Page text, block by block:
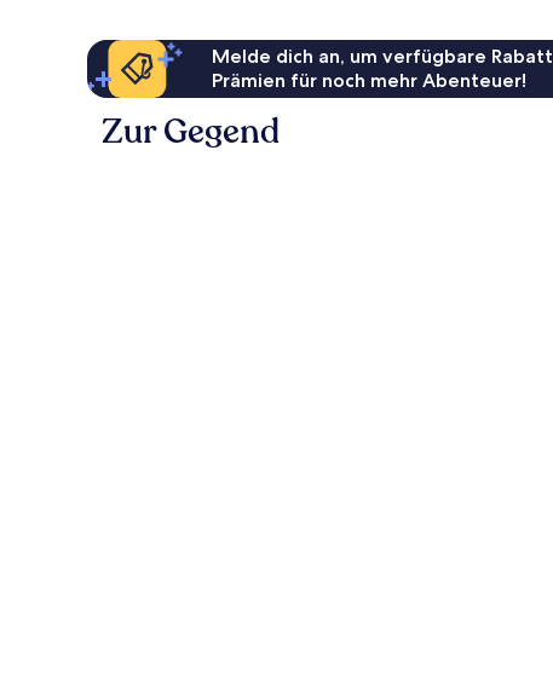
Melde dich an, um verfügbare
Prämien für noch mehr Abenteuer!
Zur Gegend